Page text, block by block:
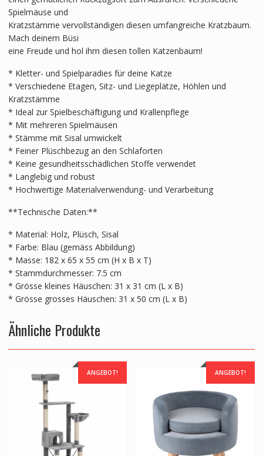
Spielmäuse und
Kratzstämme vervollständigen diesen umfangreiche Kratzbaum.
Mach deinem Büsi
eine Freude und hol ihm diesen tollen Katzenbaum!
* Kletter- und Spielparadies für deine Katze
* Verschiedene Etagen, Sitz- und Liegeplätze, Höhlen und
Kratzstämme
* Ideal zur Spielbeschäftigung und Krallenpflege
* Mit mehreren Spielmäusen
* Stämme mit Sisal umwickelt
* Feiner Plüschbezug an den Schlaforten
* Keine gesundheitsschädlichen Stoffe verwendet
* Langlebig und robust
* Hochwertige Materialverwendung- und Verarbeitung
**Technische Daten:**
* Material: Holz, Plüsch, Sisal
* Farbe: Blau (gemäss Abbildung)
* Masse: 182 x 65 x 55 cm (H x B x T)
* Stammdurchmesser: 7.5 cm
* Grösse kleines Häuschen: 31 x 31 cm (L x B)
* Grösse grosses Häuschen: 31 x 50 cm (L x B)
Ähnliche Produkte
ANGEBOT! ANGEBOT!